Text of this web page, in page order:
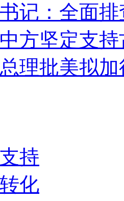
记：全面排
方坚定支持
理批美拟加
持
化